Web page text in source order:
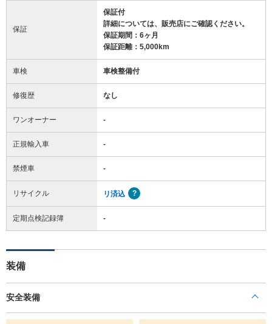
保証
保証付
詳細については、販売店にご確認ください。
保証期間：6ヶ月
保証距離：5,000km
車検 車検整備付
修復歴 なし
ワンオーナー -
正規輸入車 -
禁煙車 -
リサイクル リ済込
定期点検記録簿 -
装備
安全装備